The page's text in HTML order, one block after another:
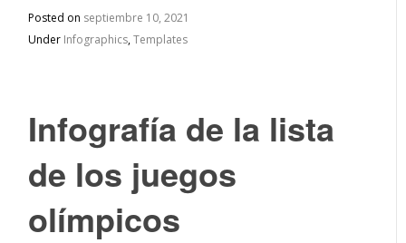
Posted on septiembre 10, 2021
Under Infographics,Templates
Infografía de la lista
de los juegos
olímpicos